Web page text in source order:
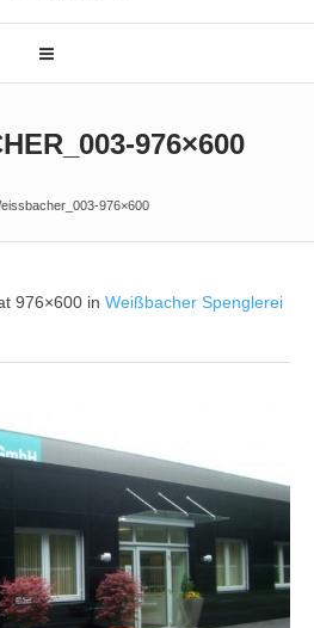
976×600
976×600
976×600 in Weißbacher Spenglerei